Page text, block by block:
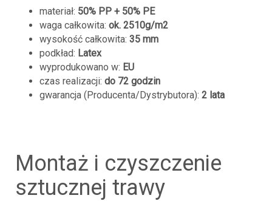
materiał: 50% PP + 50% PE
waga całkowita:ok. 2510g/m2
wysokość całkowita: 35 mm
podkład: Latex
wyprodukowano w: EU
czas realizacji:do 72 godzin
gwarancja (Producenta/Dystrybutora): 2 lata
montaż i czyszczenie
sztucznej trawy